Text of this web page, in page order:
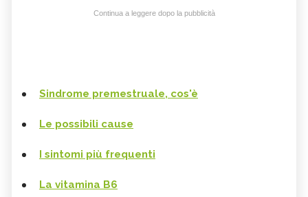
Continua a leggere dopo la pubblicità
Sindrome premestruale, cos'è
Le possibili cause
I sintomi più frequenti
La vitamina B6